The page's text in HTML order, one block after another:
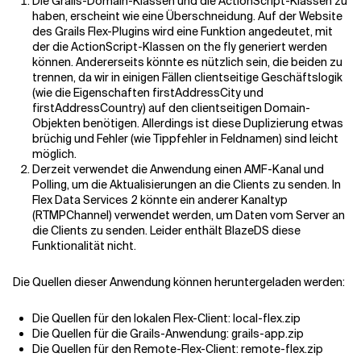
haben, erscheint wie eine Überschneidung. Auf der Website
des Grails Flex-Plugins wird eine Funktion angedeutet, mit
der die ActionScript-Klassen on the fly generiert werden
können. Andererseits könnte es nützlich sein, die beiden zu
trennen, da wir in einigen Fällen clientseitige Geschäftslogik
(wie die Eigenschaften firstAddressCity und
firstAddressCountry) auf den clientseitigen Domain-
Objekten benötigen. Allerdings ist diese Duplizierung etwas
brüchig und Fehler (wie Tippfehler in Feldnamen) sind leicht
möglich.
Derzeit verwendet die Anwendung einen AMF-Kanal und
Polling, um die Aktualisierungen an die Clients zu senden. In
Flex Data Services 2 könnte ein anderer Kanaltyp
(RTMPChannel) verwendet werden, um Daten vom Server an
die Clients zu senden. Leider enthält BlazeDS diese
Funktionalität nicht.
Die Quellen dieser Anwendung können heruntergeladen werden:
Die Quellen für den lokalen Flex-Client: local-flex.zip
Die Quellen für die Grails-Anwendung: grails-app.zip
Die Quellen für den Remote-Flex-Client: remote-flex.zip